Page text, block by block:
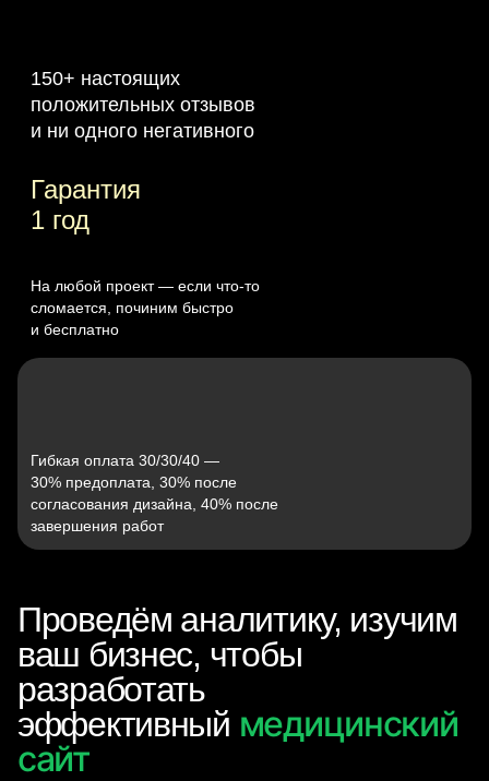
150+ настоящих
положительных отзывов
и ни одного негативного
Гарантия
1 год
На любой проект — если что‑то
сломается, починим быстро
и бесплатно
Гибкая оплата 30/30/40 —
30% предоплата, 30% после
согласования дизайна, 40% после
завершения работ
Проведём аналитику, изучим
ваш бизнес, чтобы
разработать
эффективный медицинский
сайт